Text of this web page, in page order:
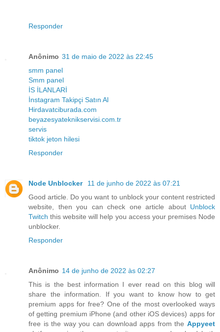
Responder
Anônimo 31 de maio de 2022 às 22:45
smm panel
Smm panel
İS İLANLARİ
İnstagram Takipçi Satın Al
Hirdavatciburada.com
beyazesyateknikservisi.com.tr
servis
tiktok jeton hilesi
Responder
Node Unblocker
11 de junho de 2022 às 07:21
Good article. Do you want to unblock your content restricted
website, then you can check one article about Unblock
Twitch this website will help you access your premises Node
unblocker.
Responder
Anônimo 14 de junho de 2022 às 02:27
This is the best information I ever read on this blog will
share the information. If you want to know how to get
premium apps for free? One of the most overlooked ways
of getting premium iPhone (and other iOS devices) apps for
free is the way you can download apps from the Appyeet